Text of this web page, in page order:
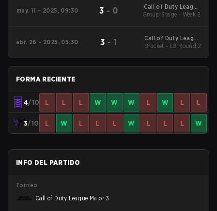
may. 11 - 2025, 09:30 3 - 0
Call of Duty League
2025 Regular Season
Group Stage - Week 2
abr. 26 - 2025, 05:30 3 - 1
Call of Duty League
2025 Regular Season
Bracket - LB Round 2
FORMA RECIENTE
4/10 L L L W W W L W L L
3/10 L W L L L W L L L W
INFO DEL PARTIDO
Torneo
Call of Duty League Major 3